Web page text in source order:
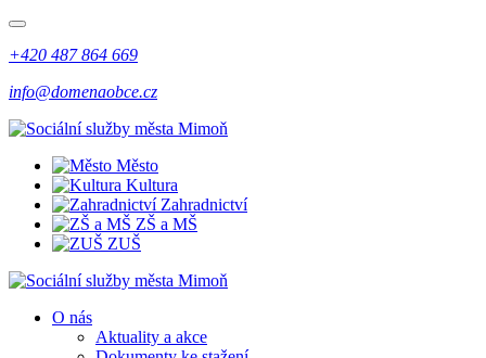
+420 487 864 669
info@domenaobce.cz
Město
Kultura
Zahradnictví
ZŠ a MŠ
ZUŠ
O nás
Aktuality a akce